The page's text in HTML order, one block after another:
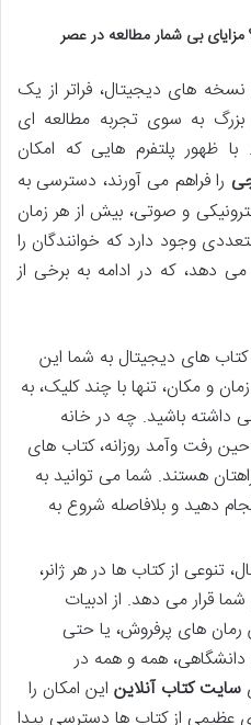
مزایای بی شمار مطالعه در عصر
های دیجیتال، فراتر از یک
به سوی تجربه مطالعه ای
ظهور پلتفرم هایی که امکان
را فراهم می آورند، دسترسی به
و صوتی، بیش از هر زمان
وجود دارد که خوانندگان را
دهد، که در ادامه به برخی از
کتاب های دیجیتال به شما این
و مکان، تنها با چند کلیک، به
داشته باشید. چه در خانه
رفت وآمد روزانه، کتاب های
هستند. شما می توانید به
دهید و بلافاصله شروع به
تنوعی از کتاب ها در هر ژانر،
قرار می دهد. از ادبیات
رمان های پرفروش، یا حتی
همه و همه در
سایت کتاب آنلاین این امکان را
از کتاب ها دسترسی پیدا